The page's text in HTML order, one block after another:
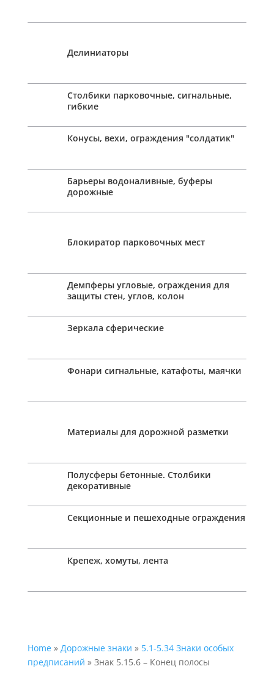
Делиниаторы
Столбики парковочные, сигнальные,
гибкие
Конусы, вехи, ограждения "солдатик"
Барьеры водоналивные, буферы
дорожные
Блокиратор парковочных мест
Демпферы угловые, ограждения для
защиты стен, углов, колон
Зеркала сферические
Фонари сигнальные, катафоты, маячки
Материалы для дорожной разметки
Полусферы бетонные. Столбики
декоративные
Секционные и пешеходные ограждения
Крепеж, хомуты, лента
Home» Дорожные знаки » 5.1-5.34 Знаки особых
предписаний » Знак 5.15.6 – Конец полосы